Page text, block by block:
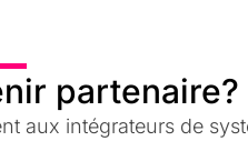
partenaire?
aux intégrateurs de